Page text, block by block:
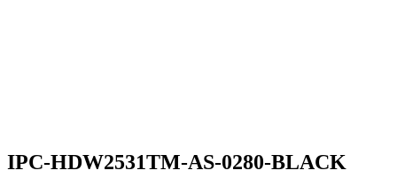
IPC-HDW2531TM-AS-0280-BLACK